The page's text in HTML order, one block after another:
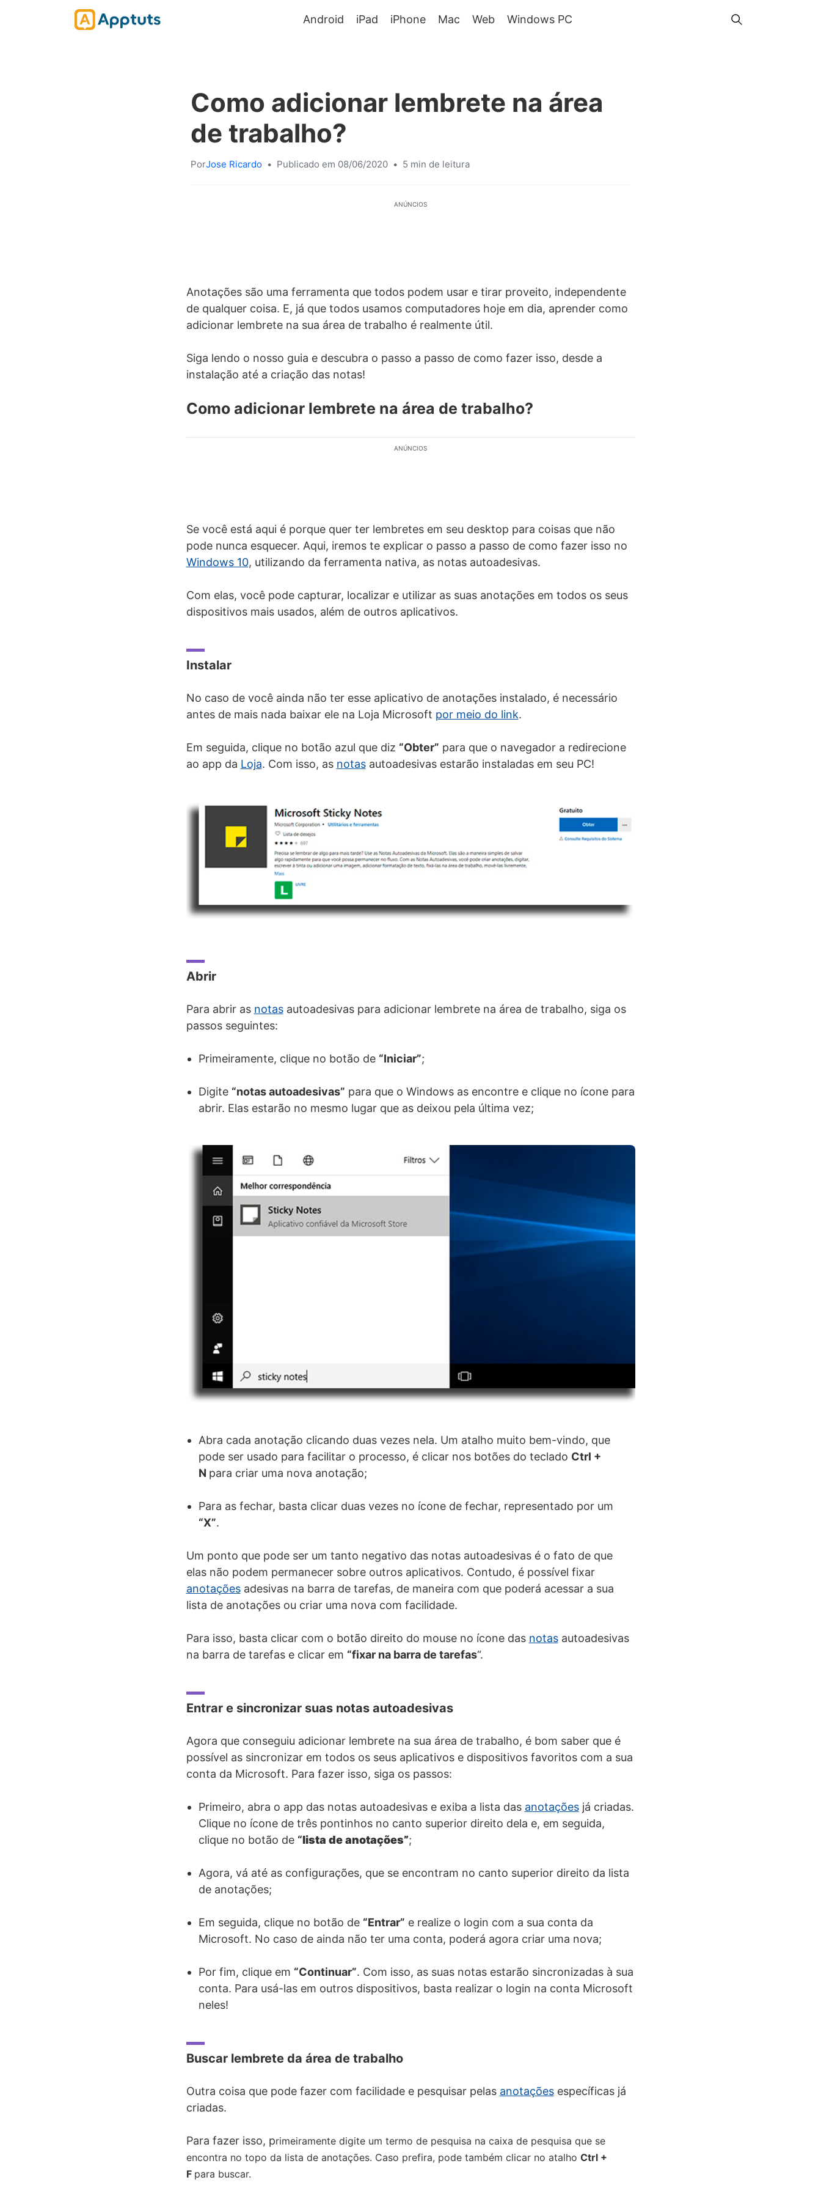
Android iPad iPhone Mac Web Windows PC
Como adicionar lembrete na área
de trabalho?
PorJose Ricardo • Publicado em 08/06/2020 • 5 min de leitura
ANÚNCIOS
Anotações são uma ferramenta que todos podem usar e tirar proveito, independente
de qualquer coisa. E, já que todos usamos computadores hoje em dia, aprender como
adicionar lembrete na sua área de trabalho é realmente útil.
Siga lendo o nosso guia e descubra o passo a passo de como fazer isso, desde a
instalação até a criação das notas!
Como adicionar lembrete na área de trabalho?
ANÚNCIOS
Se você está aqui é porque quer ter lembretes em seu desktop para coisas que não
pode nunca esquecer. Aqui, iremos te explicar o passo a passo de como fazer isso no
Windows 10, utilizando da ferramenta nativa, as notas autoadesivas.
Com elas, você pode capturar, localizar e utilizar as suas anotações em todos os seus
dispositivos mais usados, além de outros aplicativos.
Instalar
No caso de você ainda não ter esse aplicativo de anotações instalado, é necessário
antes de mais nada baixar ele na Loja Microsoft por meio do link.
Em seguida, clique no botão azul que diz “Obter” para que o navegador a redirecione
ao app da Loja. Com isso, as notasautoadesivas estarão instaladas em seu PC!
Abrir
Para abrir as notasautoadesivas para adicionar lembrete na área de trabalho, siga os
passos seguintes:
Primeiramente, clique no botão de “Iniciar”;
Digite “notas autoadesivas” para que o Windows as encontre e clique no ícone para
abrir. Elas estarão no mesmo lugar que as deixou pela última vez;
Abra cada anotação clicando duas vezes nela. Um atalho muito bem-vindo, que
pode ser usado para facilitar o processo, é clicar nos botões do teclado Ctrl +
N para criar uma nova anotação;
Para as fechar, basta clicar duas vezes no ícone de fechar, representado por um
“X”.
Um ponto que pode ser um tanto negativo das notas autoadesivas é o fato de que
elas não podem permanecer sobre outros aplicativos. Contudo, é possível fixar
anotaçõesadesivas na barra de tarefas, de maneira com que poderá acessar a sua
lista de anotações ou criar uma nova com facilidade.
Para isso, basta clicar com o botão direito do mouse no ícone das notasautoadesivas
na barra de tarefas e clicar em “fixar na barra de tarefas“.
Entrar e sincronizar suas notas autoadesivas
Agora que conseguiu adicionar lembrete na sua área de trabalho, é bom saber que é
possível as sincronizar em todos os seus aplicativos e dispositivos favoritos com a sua
conta da Microsoft. Para fazer isso, siga os passos:
Primeiro, abra o app das notas autoadesivas e exiba a lista das anotaçõesjá criadas.
Clique no ícone de três pontinhos no canto superior direito dela e, em seguida,
clique no botão de “lista de anotações”;
Agora, vá até as configurações, que se encontram no canto superior direito da lista
de anotações;
Em seguida, clique no botão de “Entrar” e realize o login com a sua conta da
Microsoft. No caso de ainda não ter uma conta, poderá agora criar uma nova;
Por fim, clique em “Continuar”. Com isso, as suas notas estarão sincronizadas à sua
conta. Para usá-las em outros dispositivos, basta realizar o login na conta Microsoft
neles!
Buscar lembrete da área de trabalho
Outra coisa que pode fazer com facilidade e pesquisar pelas anotaçõesespecíficas já
criadas.
Para fazer isso, primeiramente digite um termo de pesquisa na caixa de pesquisa que se
encontra no topo da lista de anotações. Caso prefira, pode também clicar no atalho Ctrl +
F para buscar.